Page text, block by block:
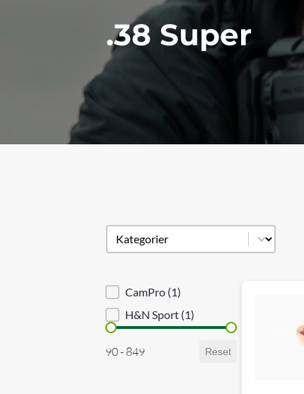
.38 Super
Produkt kategori
Select content
Brand sortering
CamPro (1)
H&N Sport (1)
Priser
90 - 849 Reset